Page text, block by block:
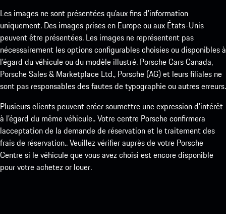
Les images ne sont présentées qu’aux fins d’information
uniquement. Des images prises en Europe ou aux États-Unis
peuvent être présentées. Les images ne représentent pas
nécessairement les options configurables choisies ou disponibles à
l’égard du véhicule ou du modèle illustré. Porsche Cars Canada,
Porsche Sales & Marketplace Ltd., Porsche (AG) et leurs filiales ne
sont pas responsables des fautes de typographie ou autres erreurs.
Plusieurs clients peuvent créer soumettre une expression d’intérêt
à l’égard du même véhicule.. Votre centre Porsche confirmera
lacceptation de la demande de réservation et le traitement des
frais de réservation.. Veuillez vérifier auprès de votre Porsche
Centre si le véhicule que vous avez choisi est encore disponible
pour votre achetez or louer.